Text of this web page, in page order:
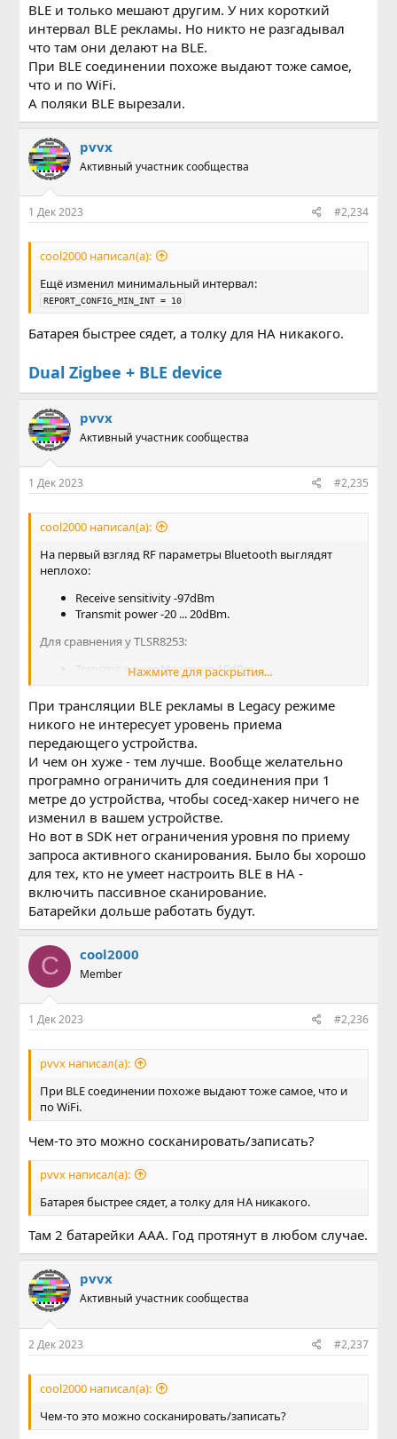
BLE и только мешают другим. У них короткий
интервал BLE рекламы. Но никто не разгадывал
что там они делают на BLE.
При BLE соединении похоже выдают тоже самое,
что и по WiFi.
А поляки BLE вырезали.
pvvx
Активный участник сообщества
1 Дек 2023 #2,234
cool2000 написал(а):
Ещё изменил минимальный интервал:
REPORT_CONFIG_MIN_INT = 10
Батарея быстрее сядет, а толку для HA никакого.
Dual Zigbee + BLE device
pvvx
Активный участник сообщества
1 Дек 2023 #2,235
cool2000 написал(а):
На первый взгляд RF параметры Bluetooth выглядят
неплохо:
Receive sensitivity -97dBm
Transmit power -20 ... 20dBm.
Для сравнения у TLSR8253:
Transmit power Maximum 10dBm
Нажмите для раскрытия...
При трансляции BLE рекламы в Legacy режиме
никого не интересует уровень приема
передающего устройства.
И чем он хуже - тем лучше. Вообще желательно
програмно ограничить для соединения при 1
метре до устройства, чтобы сосед-хакер ничего не
изменил в вашем устройстве.
Но вот в SDK нет ограничения уровня по приему
запроса активного сканирования. Было бы хорошо
для тех, кто не умеет настроить BLE в HA -
включить пассивное сканирование.
Батарейки дольше работать будут.
C cool2000
Member
1 Дек 2023 #2,236
pvvx написал(а):
При BLE соединении похоже выдают тоже самое, что и
по WiFi.
Чем-то это можно сосканировать/записать?
pvvx написал(а):
Батарея быстрее сядет, а толку для HA никакого.
Там 2 батарейки ААА. Год протянут в любом случае.
pvvx
Активный участник сообщества
2 Дек 2023 #2,237
cool2000 написал(а):
Чем-то это можно сосканировать/записать?